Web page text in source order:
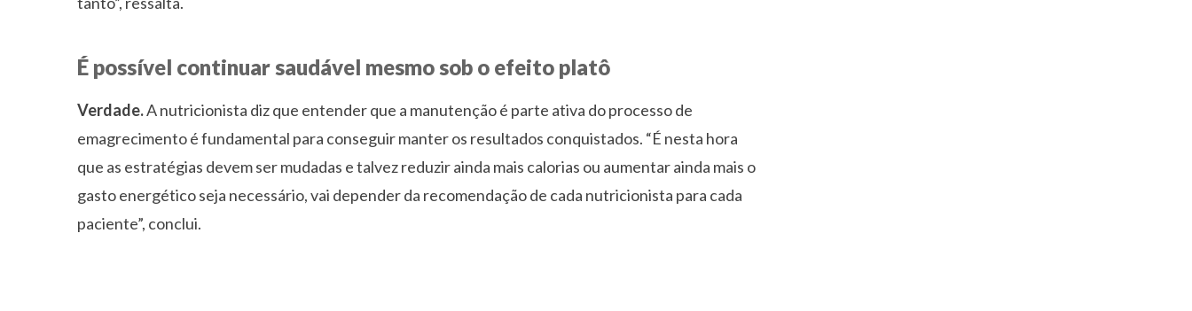
É possível continuar saudável mesmo sob o efeito platô
Verdade.A nutricionista diz que entender que a manutenção é parte ativa do processo de
emagrecimento é fundamental para conseguir manter os resultados conquistados. “É nesta hora
que as estratégias devem ser mudadas e talvez reduzir ainda mais calorias ou aumentar ainda mais o
gasto energético seja necessário, vai depender da recomendação de cada nutricionista para cada
paciente”, conclui.